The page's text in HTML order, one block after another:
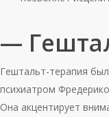
—
Гештальт-терапия
психиатром
Она акцентирует